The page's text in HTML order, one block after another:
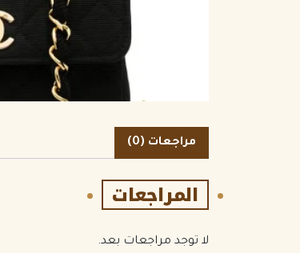
مراجعات (0)
المراجعات
لا توجد مراجعات بعد.